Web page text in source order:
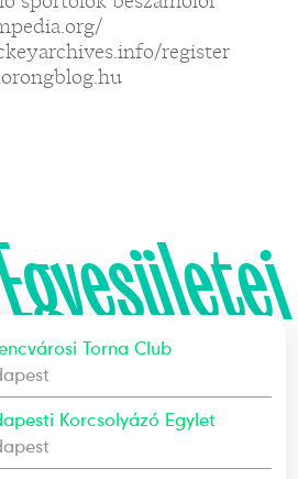
register
Egyesületei
Torna Club
Korcsolyázó Egylet